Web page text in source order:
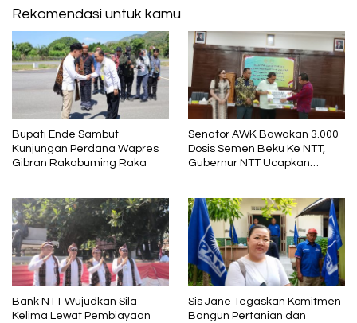
Rekomendasi untuk kamu
Bupati Ende Sambut
Kunjungan Perdana Wapres
Gibran Rakabuming Raka
Senator AWK Bawakan 3.000
Dosis Semen Beku Ke NTT,
Gubernur NTT Ucapkan
Bank NTT Wujudkan Sila
Kelima Lewat Pembiayaan
Sis Jane Tegaskan Komitmen
Bangun Pertanian dan